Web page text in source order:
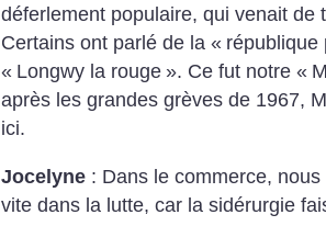
déferlement populaire, qui venait de
Certains ont parlé de la « république
« Longwy la rouge ». Ce fut notre «
après les grandes grèves de 1967,
ici.
Jocelyne : Dans le commerce,
vite dans la lutte, car la sidérurgie